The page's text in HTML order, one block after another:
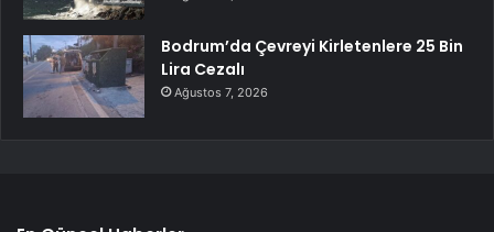
Bodrum’da Çevreyi Kirletenlere 25 Bin
Lira Cezalı
Ağustos 7, 2026